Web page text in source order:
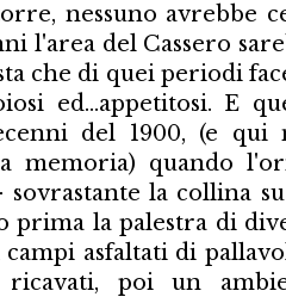
nessuno avrebbe
l'area del Cassero
che di quei periodi
ed...appetitosi. E
del 1900, (e qui
memoria) quando
sovrastante la collina
prima la palestra di
asfaltati di
poi un